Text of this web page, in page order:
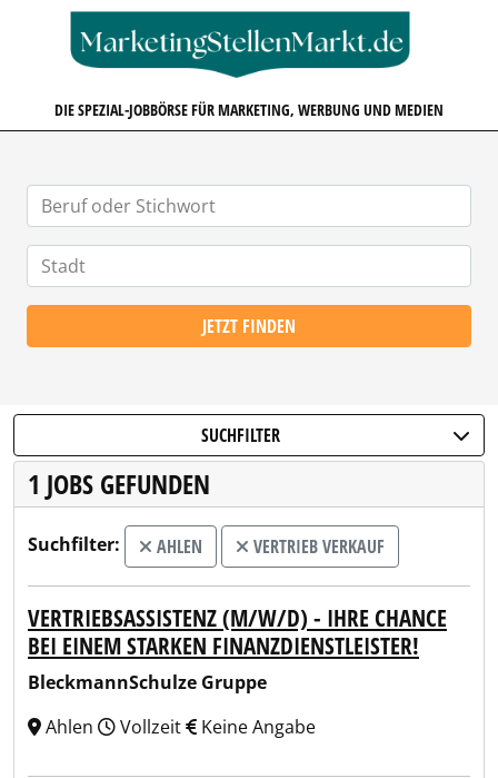
DIE SPEZIAL-JOBBÖRSE FÜR MARKETING, WERBUNG UND MEDIEN
JETZT FINDEN
SUCHFILTER
1 JOBS GEFUNDEN
Suchfilter: AHLEN VERTRIEB VERKAUF
VERTRIEBSASSISTENZ (M/W/D) - IHRE CHANCE
BEI EINEM STARKEN FINANZDIENSTLEISTER!
BleckmannSchulze Gruppe
Ahlen
Vollzeit Keine Angabe